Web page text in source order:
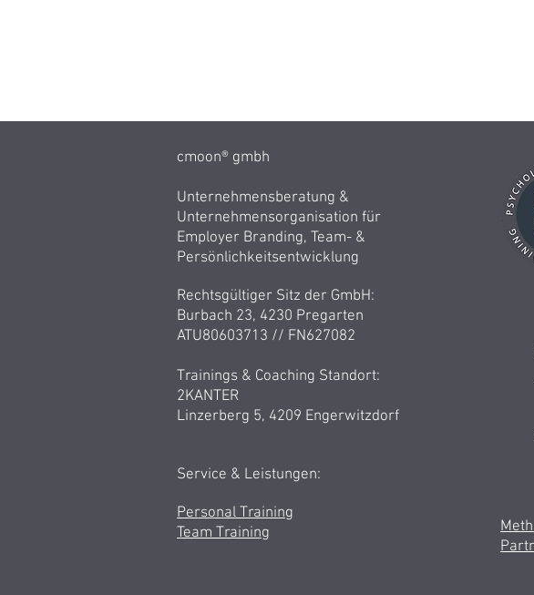
cmoon® gmbh
Unternehmensberatung &
Unternehmensorganisation für
Employer Branding, Team- &
Persönlichkeitsentwicklung
Rechtsgültiger Sitz der GmbH:
Burbach 23, 4230 Pregarten
ATU80603713 // FN627082
Trainings & Coaching Standort:
2KANTER
Linzerberg 5, 4209 Engerwitzdorf
Service & Leistungen:
Personal Training
TeamTraining